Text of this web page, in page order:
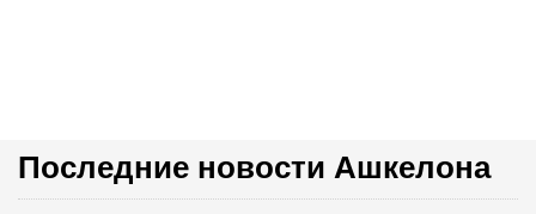
Последние новости Ашкелона